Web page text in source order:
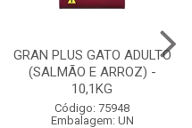
GRAN PLUS GATO ADULTO
(SALMÃO E ARROZ) -
10,1KG
Código: 75948
Embalagem: UN